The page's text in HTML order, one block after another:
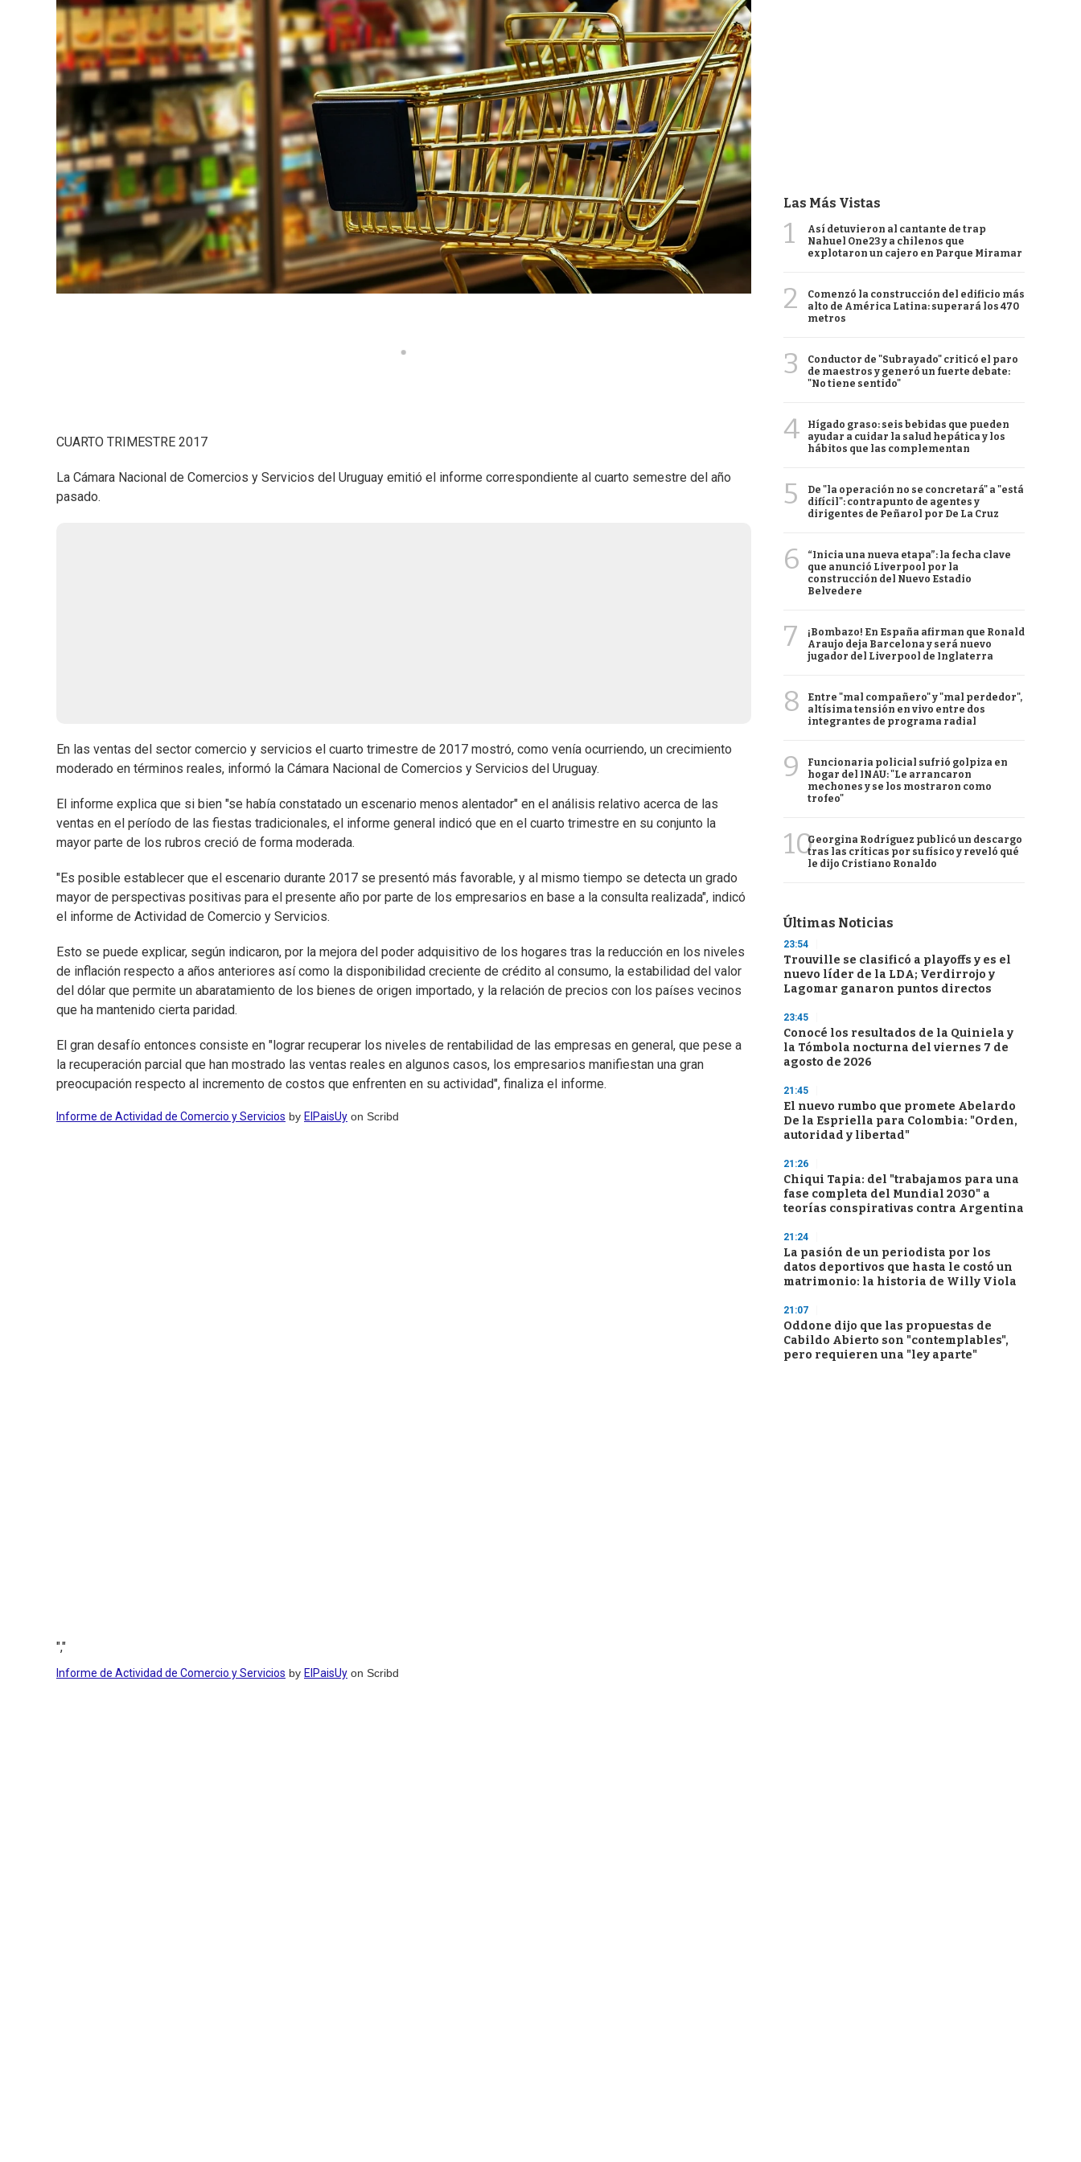
CUARTO TRIMESTRE 2017
La Cámara Nacional de Comercios y Servicios del Uruguay emitió el informe correspondiente al cuarto semestre del año
pasado.
En las ventas del sector comercio y servicios el cuarto trimestre de 2017 mostró, como venía ocurriendo, un crecimiento
moderado en términos reales, informó la Cámara Nacional de Comercios y Servicios del Uruguay.
El informe explica que si bien "se había constatado un escenario menos alentador" en el análisis relativo acerca de las
ventas en el período de las fiestas tradicionales, el informe general indicó que en el cuarto trimestre en su conjunto la
mayor parte de los rubros creció de forma moderada.
"Es posible establecer que el escenario durante 2017 se presentó más favorable, y al mismo tiempo se detecta un grado
mayor de perspectivas positivas para el presente año por parte de los empresarios en base a la consulta realizada", indicó
el informe de Actividad de Comercio y Servicios.
Esto se puede explicar, según indicaron, por la mejora del poder adquisitivo de los hogares tras la reducción en los niveles
de inflación respecto a años anteriores así como la disponibilidad creciente de crédito al consumo, la estabilidad del valor
del dólar que permite un abaratamiento de los bienes de origen importado, y la relación de precios con los países vecinos
que ha mantenido cierta paridad.
El gran desafío entonces consiste en "lograr recuperar los niveles de rentabilidad de las empresas en general, que pese a
la recuperación parcial que han mostrado las ventas reales en algunos casos, los empresarios manifiestan una gran
preocupación respecto al incremento de costos que enfrenten en su actividad", finaliza el informe.
Informe de Actividad de Comercio y Servicios by ElPaisUy on Scribd
","
Informe de Actividad de Comercio y Servicios by ElPaisUy on Scribd
Las Más Vistas
1
Así detuvieron al cantante de trap
Nahuel One23 y a chilenos que
explotaron un cajero en Parque Miramar
2
Comenzó la construcción del edificio más
alto de América Latina: superará los 470
metros
3
Conductor de "Subrayado" criticó el paro
de maestros y generó un fuerte debate:
"No tiene sentido"
4
Hígado graso: seis bebidas que pueden
ayudar a cuidar la salud hepática y los
hábitos que las complementan
5
De "la operación no se concretará" a "está
difícil": contrapunto de agentes y
dirigentes de Peñarol por De La Cruz
6
“Inicia una nueva etapa”: la fecha clave
que anunció Liverpool por la
construcción del Nuevo Estadio
Belvedere
7
¡Bombazo! En España afirman que Ronald
Araujo deja Barcelona y será nuevo
jugador del Liverpool de Inglaterra
8
Entre "mal compañero" y "mal perdedor",
altísima tensión en vivo entre dos
integrantes de programa radial
9
Funcionaria policial sufrió golpiza en
hogar del INAU: "Le arrancaron
mechones y se los mostraron como
trofeo"
10Georgina Rodríguez publicó un descargo
tras las críticas por su físico y reveló qué
le dijo Cristiano Ronaldo
Últimas Noticias
23:54
Trouville se clasificó a playoffs y es el
nuevo líder de la LDA; Verdirrojo y
Lagomar ganaron puntos directos
23:45
Conocé los resultados de la Quiniela y
la Tómbola nocturna del viernes 7 de
agosto de 2026
21:45
El nuevo rumbo que promete Abelardo
De la Espriella para Colombia: "Orden,
autoridad y libertad"
21:26
Chiqui Tapia: del "trabajamos para una
fase completa del Mundial 2030" a
teorías conspirativas contra Argentina
21:24
La pasión de un periodista por los
datos deportivos que hasta le costó un
matrimonio: la historia de Willy Viola
21:07
Oddone dijo que las propuestas de
Cabildo Abierto son "contemplables",
pero requieren una "ley aparte"